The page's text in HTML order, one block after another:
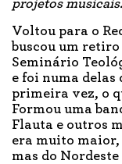
projetos
Voltou para o
buscou um
Seminário
e foi numa delas
primeira vez, o
Formou uma
Flauta e outros
era muito maior,
mas do